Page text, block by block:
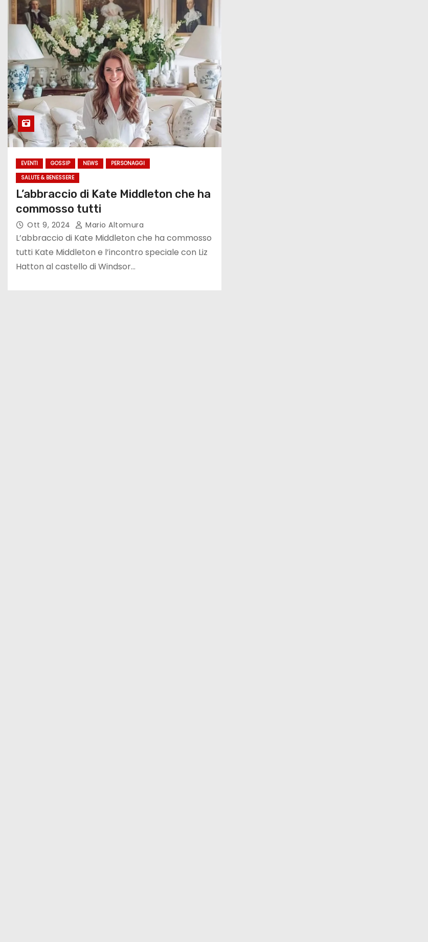
EVENTI GOSSIP NEWS
PERSONAGGI
SALUTE & BENESSERE
L’abbraccio di Kate Middleton che ha
commosso tutti
Ott 9, 2024 Mario Altomura
L’abbraccio di Kate Middleton che ha commosso
tutti Kate Middleton e l’incontro speciale con Liz
Hatton al castello di Windsor…